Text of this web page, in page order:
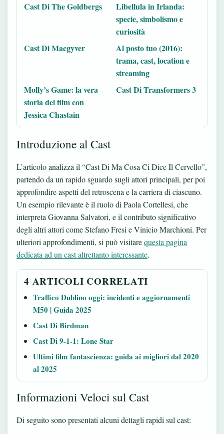
Cast Di The Goldbergs
Libellula in Irlanda:
specie, simbolismo e
curiosità
Cast Di Macgyver
Al posto tuo (2016):
trama, cast, location e
streaming
Molly’s Game: la vera
storia del film con
Jessica Chastain
Cast Di Transformers 3
Introduzione al Cast
L’articolo analizza il “Cast Di Ma Cosa Ci Dice Il Cervello”,
partendo da un rapido sguardo sugli attori principali, per poi
approfondire aspetti del retroscena e la carriera di ciascuno.
Un esempio rilevante è il ruolo di Paola Cortellesi, che
interpreta Giovanna Salvatori, e il contributo significativo
degli altri attori come Stefano Fresi e Vinicio Marchioni. Per
ulteriori approfondimenti, si può visitarequesta pagina
dedicata ad un cast altrettanto interessante.
4 ARTICOLI CORRELATI
Traffico Dublino oggi: incidenti e aggiornamenti
M50 | Guida 2025
Cast Di Birdman
Cast Di 9-1-1: Lone Star
Ultimi film fantascienza: guida ai migliori dal 2020
al 2025
Informazioni Veloci sul Cast
Di seguito sono presentati alcuni dettagli rapidi sul cast: